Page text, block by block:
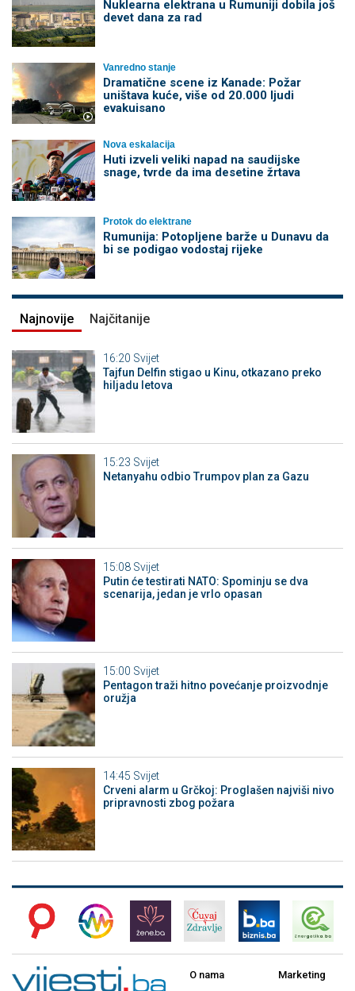
Nuklearna elektrana u Rumuniji dobila još
devet dana za rad
Vanredno stanje
Dramatične scene iz Kanade: Požar
uništava kuće, više od 20.000 ljudi
evakuisano
Nova eskalacija
Huti izveli veliki napad na saudijske
snage, tvrde da ima desetine žrtava
Protok do elektrane
Rumunija: Potopljene barže u Dunavu da
bi se podigao vodostaj rijeke
Najnovije Najčitanije
16:20 Svijet
Tajfun Delfin stigao u Kinu, otkazano preko
hiljadu letova
15:23 Svijet
Netanyahu odbio Trumpov plan za Gazu
15:08 Svijet
Putin će testirati NATO: Spominju se dva
scenarija, jedan je vrlo opasan
15:00 Svijet
Pentagon traži hitno povećanje proizvodnje
oružja
14:45 Svijet
Crveni alarm u Grčkoj: Proglašen najviši nivo
pripravnosti zbog požara
O nama
Marketing